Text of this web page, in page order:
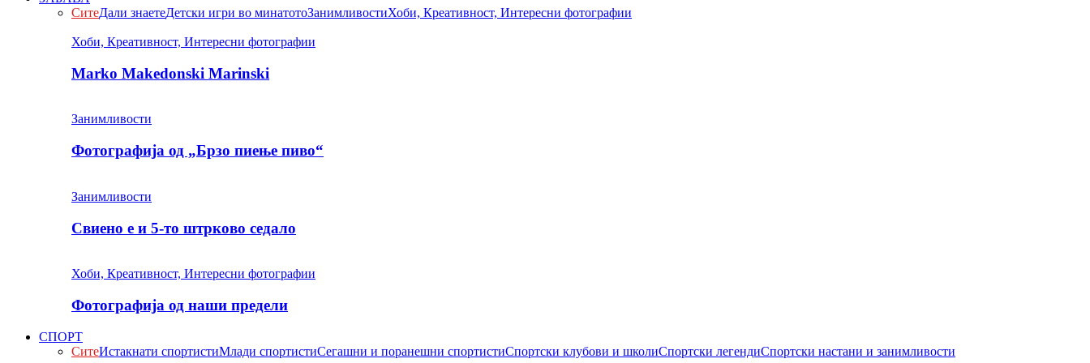
СитеДали знаетеДетски игри во минатотоЗанимливостиХоби, Креативност, Интересни фотографии
Хоби, Креативност, Интересни фотографии
Marko Makedonski Marinski
Занимливости
Фотографија од „Брзо пиење пиво“
Занимливости
Свиено е и 5-то штрково седало
Хоби, Креативност, Интересни фотографии
Фотографија од наши предели
СПОРТ
СитеИстакнати спортистиМлади спортистиСегашни и поранешни спортистиСпортски клубови и школиСпортски легендиСпортски настани и занимливости